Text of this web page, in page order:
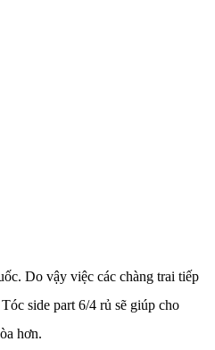
Do vậy việc các chàng trai tiếp
side part 6/4 rủ sẽ giúp cho
hơn.